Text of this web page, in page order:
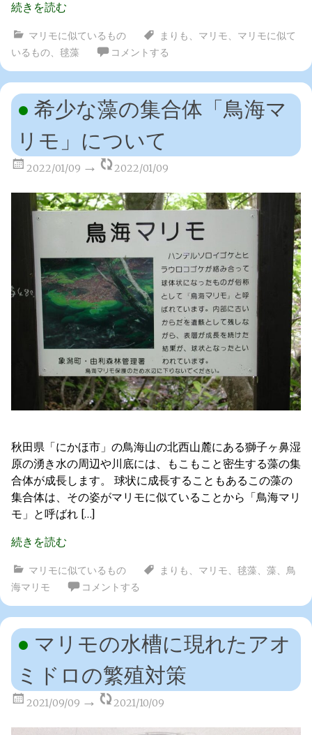
続きを読む
マリモに似ているもの まりも マリモ
マリモに似て
いるもの
毬藻 コメントする
希少な藻の集合体「鳥海マ
リモ」について
2022/01/09 2022/01/09
秋田県「にかほ市」の鳥海山の北西山麓にある獅子ヶ鼻湿
原の湧き水の周辺や川底には、もこもこと密生する藻の集
合体が成長します。 球状に成長することもあるこの藻の
集合体は、その姿がマリモに似ていることから「鳥海マリ
モ」と呼ばれ […]
続きを読む
マリモに似ているもの まりも マリモ 毬藻 藻
鳥
海マリモ
コメントする
マリモの水槽に現れたアオ
ミドロの繁殖対策
2021/09/09 2021/10/09